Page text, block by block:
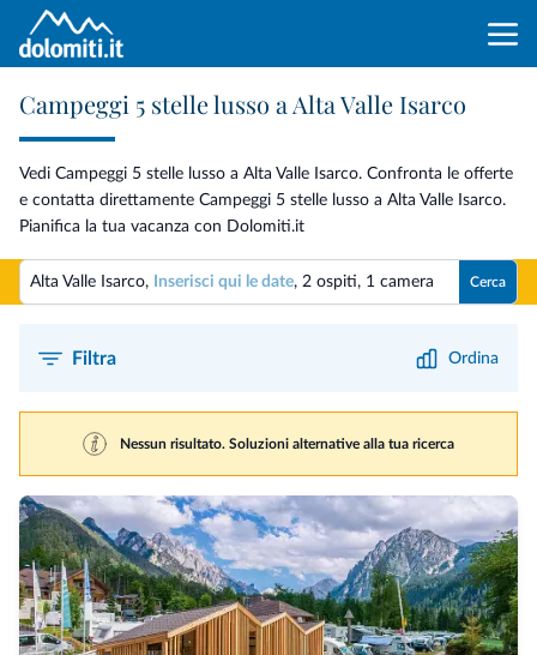
Campeggi 5 stelle lusso a Alta Valle Isarco
Vedi Campeggi 5 stelle lusso a Alta Valle Isarco. Confronta le offerte
e contatta direttamente Campeggi 5 stelle lusso a Alta Valle Isarco.
Pianifica la tua vacanza con Dolomiti.it
Alta Valle Isarco, Inserisci qui le date, 2 ospiti, 1 camera Cerca
Filtra Ordina
Nessun risultato. Soluzioni alternative alla tua ricerca